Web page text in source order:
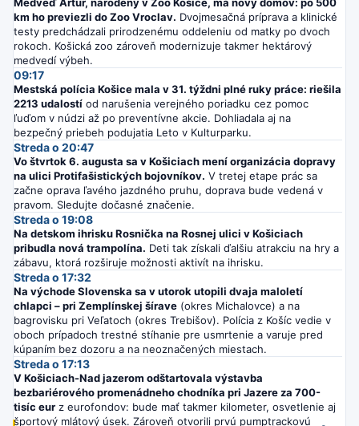
Medveď Artur, narodený v Zoo Košice, má nový domov: po 500
km ho previezli do Zoo Vroclav. Dvojmesačná príprava a klinické
testy predchádzali prirodzenému oddeleniu od matky po dvoch
rokoch. Košická zoo zároveň modernizuje takmer hektárový
medvedí výbeh.
09:17
Mestská polícia Košice mala v 31. týždni plné ruky práce: riešila
2213 udalostí od narušenia verejného poriadku cez pomoc
ľuďom v núdzi až po preventívne akcie. Dohliadala aj na
bezpečný priebeh podujatia Leto v Kulturparku.
Streda o 20:47
Vo štvrtok 6. augusta sa v Košiciach mení organizácia dopravy
na ulici Protifašistických bojovníkov. V tretej etape prác sa
začne oprava ľavého jazdného pruhu, doprava bude vedená v
pravom. Sledujte dočasné značenie.
Streda o 19:08
Na detskom ihrisku Rosnička na Rosnej ulici v Košiciach
pribudla nová trampolína. Deti tak získali ďalšiu atrakciu na hry a
zábavu, ktorá rozširuje možnosti aktivít na ihrisku.
Streda o 17:32
Na východe Slovenska sa v utorok utopili dvaja maloletí
chlapci – pri Zemplínskej šírave (okres Michalovce) a na
bagrovisku pri Veľatoch (okres Trebišov). Polícia z Košíc vedie v
oboch prípadoch trestné stíhanie pre usmrtenie a varuje pred
kúpaním bez dozoru a na neoznačených miestach.
Streda o 17:13
V Košiciach-Nad jazerom odštartovala výstavba
bezbariérového promenádneho chodníka pri Jazere za 700-
tisíc eur z eurofondov: bude mať takmer kilometer, osvetlenie aj
športový mlátový úsek. Zároveň otvorili prvú pumptrackovú